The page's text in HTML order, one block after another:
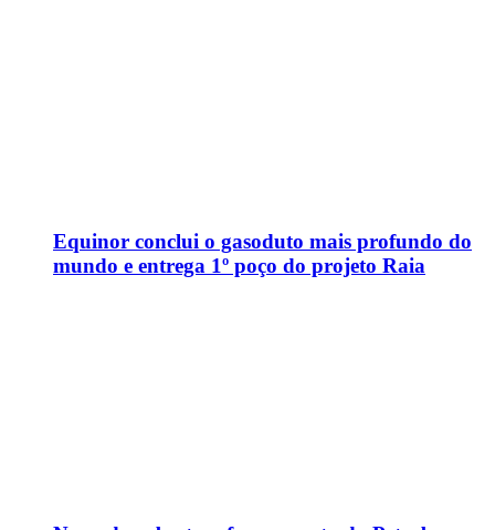
Equinor conclui o gasoduto mais profundo do
mundo e entrega 1º poço do projeto Raia